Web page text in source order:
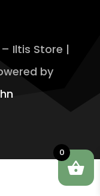
Iltis Store |
by
0